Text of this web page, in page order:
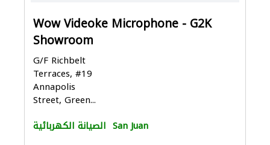
Wow Videoke Microphone - G2K
Showroom
G/F Richbelt
Terraces, #19
Annapolis
Street, Green...
الصيانة الكهربائية San Juan